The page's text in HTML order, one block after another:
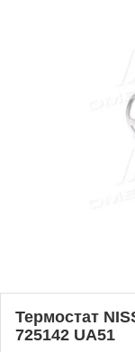
Термостат
725142 UA51